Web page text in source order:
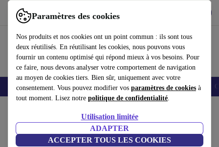
Paramètres des cookies
Nos produits et nos cookies ont un point commun : ils sont tous
deux réutilisés. En réutilisant les cookies, nous pouvons vous
fournir un contenu optimisé qui répond mieux à vos besoins. Pour
ce faire, nous devons analyser votre comportement de navigation
au moyen de cookies tiers. Bien sûr, uniquement avec votre
consentement. Vous pouvez modifier vos paramètres de cookies à
tout moment. Lisez notre politique de confidentialité.
Utilisation limitée
ADAPTER
ACCEPTER TOUS LES COOKIES
Utilisez refurbed rapidement et facilement
Smartphones Laptops Tablettes Montres connectées Accessoires
Logitech MX Keys